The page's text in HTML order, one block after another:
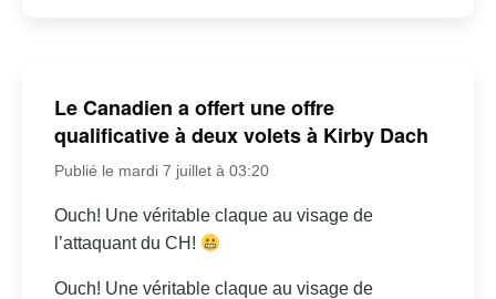
Le Canadien a offert une offre
qualificative à deux volets à Kirby Dach
Publié le mardi 7 juillet à 03:20
Ouch! Une véritable claque au visage de
l’attaquant du CH!
Ouch! Une véritable claque au visage de